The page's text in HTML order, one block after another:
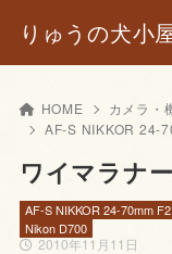
りゅうの犬小
HOME カメラ・
AF-S NIKKOR 24-
ワイマラナ
2010年11月11日
AF-S NIKKOR 24-70mm
Nikon D700